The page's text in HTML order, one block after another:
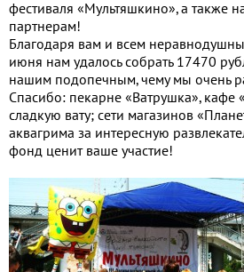
фестиваля «Мультяшкино», а также
партнерам!
Благодаря вам и всем
июня нам удалось собрать 17470
нашим подопечным, чему мы очень
Спасибо: пекарне «Ватрушка», кафе
сладкую вату; сети магазинов
аквагрима за интересную
фонд ценит ваше участие!